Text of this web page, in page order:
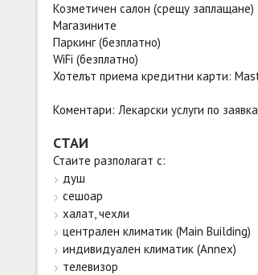
Козметичен салон (срещу заплащане)
Магазините
Паркинг (безплатно)
WiFi (безплатно)
Хотелът приема кредитни карти:
Коментари: Лекарски услуги по
СТАИ
Стаите разполагат с:
душ
сешоар
халат, чехли
централен климатик (Main Building)
индивидуален климатик (Annex)
телевизор